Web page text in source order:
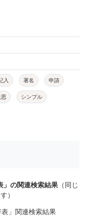
入 署名 申請
シンプル
」の関連検索結果 （同じ
）
」関連検索結果